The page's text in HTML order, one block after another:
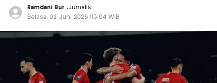
Ramdani Bur ,Jurnalis
Selasa, 02 Juni 2026 |13:04 WIB